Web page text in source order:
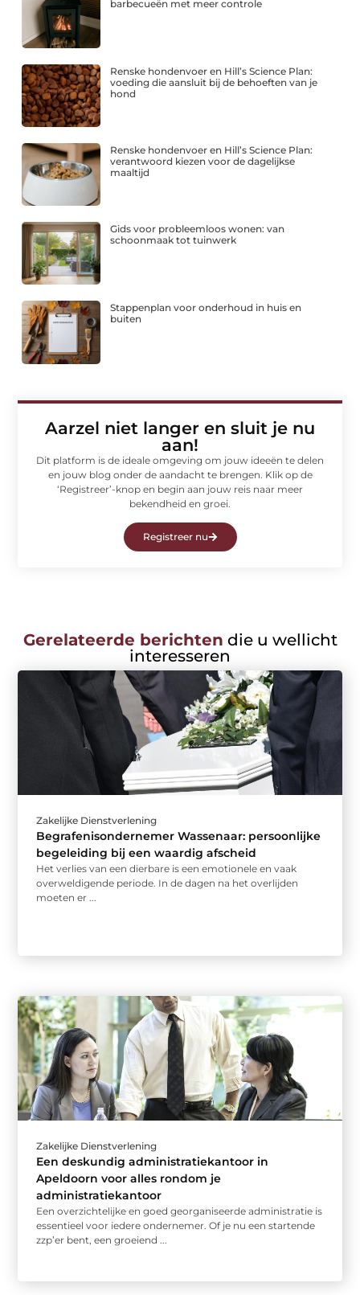
barbecueën met meer controle
Renske hondenvoer en Hill’s Science Plan:
voeding die aansluit bij de behoeften van je
hond
Renske hondenvoer en Hill’s Science Plan:
verantwoord kiezen voor de dagelijkse
maaltijd
Gids voor probleemloos wonen: van
schoonmaak tot tuinwerk
Stappenplan voor onderhoud in huis en
buiten
Aarzel niet langer en sluit je nu
aan!
Dit platform is de ideale omgeving om jouw ideeën te delen
en jouw blog onder de aandacht te brengen. Klik op de
‘Registreer’-knop en begin aan jouw reis naar meer
bekendheid en groei.
Registreer nu
Gerelateerde berichten die u wellicht
interesseren
Zakelijke Dienstverlening
Begrafenisondernemer Wassenaar: persoonlijke
begeleiding bij een waardig afscheid
Het verlies van een dierbare is een emotionele en vaak
overweldigende periode. In de dagen na het overlijden
moeten er ...
Zakelijke Dienstverlening
Een deskundig administratiekantoor in
Apeldoorn voor alles rondom je
administratiekantoor
Een overzichtelijke en goed georganiseerde administratie is
essentieel voor iedere ondernemer. Of je nu een startende
zzp’er bent, een groeiend ...